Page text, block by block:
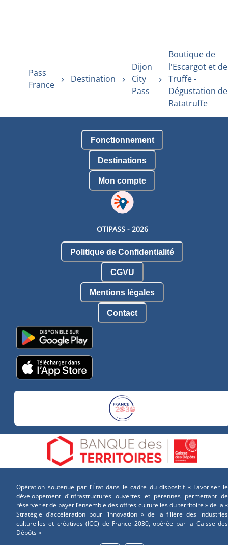
Pass
France
Destination
Dijon
City
Pass
Boutique de
l'Escargot et
Truffe -
Dégustation de
Ratatruffe
Fonctionnement
Destinations
Mon compte
OTIPASS - 2026
Politique de Confidentialité
CGVU
Mentions légales
Contact
Opération soutenue par l’État dans le cadre du dispositif « Favoriser le
développement d’infrastructures ouvertes et pérennes permettant de
réserver et de payer l’ensemble des offres culturelles du territoire » de la «
Stratégie d’accélération pour l’innovation » de la filière des industries
culturelles et créatives (ICC) de France 2030, opérée par la Caisse des
Dépôts »